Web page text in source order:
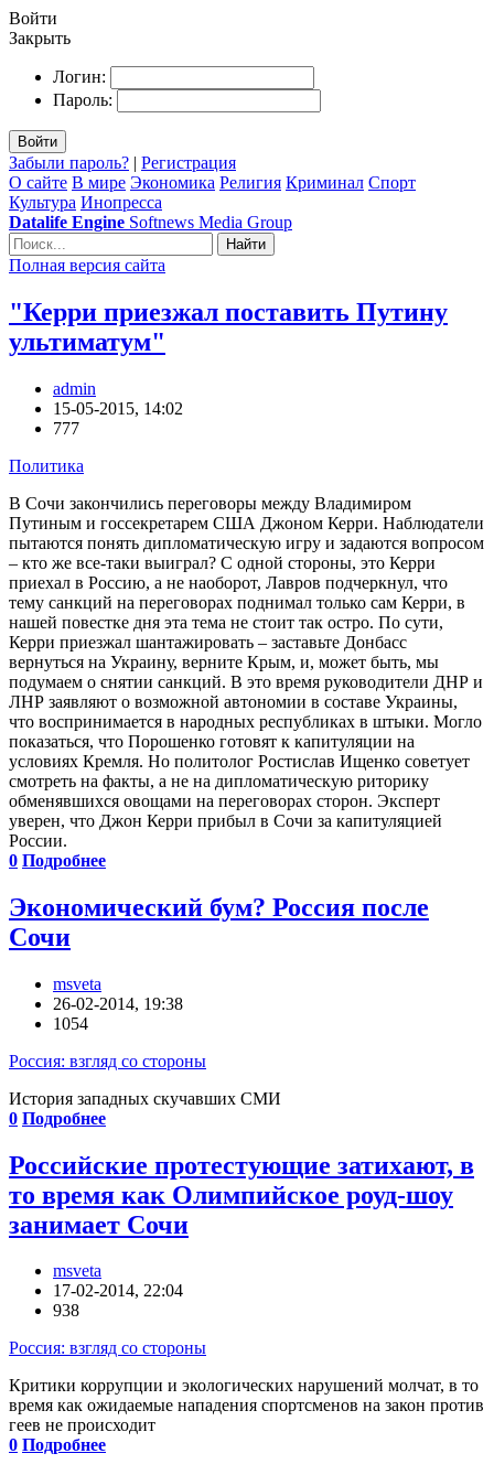
Войти
Закрыть
Логин:
Пароль:
Войти
Забыли пароль? | Регистрация
О сайте В мире Экономика Религия Криминал Спорт
Культура Инопресса
Datalife Engine Softnews Media Group
Найти
Полная версия сайта
"Керри приезжал поставить Путину
ультиматум"
admin
15-05-2015, 14:02
777
Политика
В Сочи закончились переговоры между Владимиром
Путиным и госсекретарем США Джоном Керри. Наблюдатели
пытаются понять дипломатическую игру и задаются вопросом
– кто же все-таки выиграл? С одной стороны, это Керри
приехал в Россию, а не наоборот, Лавров подчеркнул, что
тему санкций на переговорах поднимал только сам Керри, в
нашей повестке дня эта тема не стоит так остро. По сути,
Керри приезжал шантажировать – заставьте Донбасс
вернуться на Украину, верните Крым, и, может быть, мы
подумаем о снятии санкций. В это время руководители ДНР и
ЛНР заявляют о возможной автономии в составе Украины,
что воспринимается в народных республиках в штыки. Могло
показаться, что Порошенко готовят к капитуляции на
условиях Кремля. Но политолог Ростислав Ищенко советует
смотреть на факты, а не на дипломатическую риторику
обменявшихся овощами на переговорах сторон. Эксперт
уверен, что Джон Керри прибыл в Сочи за капитуляцией
России.
0 Подробнее
Экономический бум? Россия после
Сочи
msveta
26-02-2014, 19:38
1054
Россия: взгляд со стороны
История западных скучавших СМИ
0 Подробнее
Российские протестующие затихают, в
то время как Олимпийское роуд-шоу
занимает Сочи
msveta
17-02-2014, 22:04
938
Россия: взгляд со стороны
Критики коррупции и экологических нарушений молчат, в то
время как ожидаемые нападения спортсменов на закон против
геев не происходит
0 Подробнее